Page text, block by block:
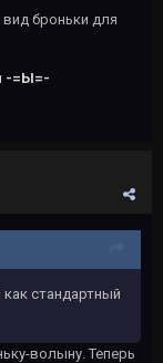
вид броньки для
-=Ы=-
стандартный
волыну. Теперь